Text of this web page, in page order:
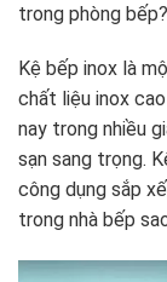
trong phòng bếp?
Kệ bếp inox là
chất liệu inox
nay trong nhiều
sạn sang trọng.
công dụng sắp
trong nhà bếp